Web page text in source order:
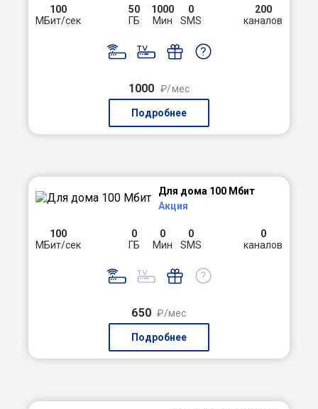
100
МБит/сек
50
ГБ
1000
Мин
0
SMS
200
каналов
1000 ₽/мес
Подробнее
Для дома 100 Мбит
Акция
100
МБит/сек
0
ГБ
0
Мин
0
SMS
0
каналов
650 ₽/мес
Подробнее